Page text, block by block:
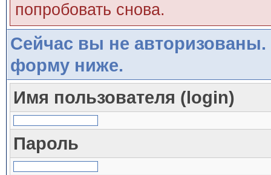
попробовать снова.
Сейчас вы не авторизованы.
форму ниже.
Имя пользователя (login)
Пароль